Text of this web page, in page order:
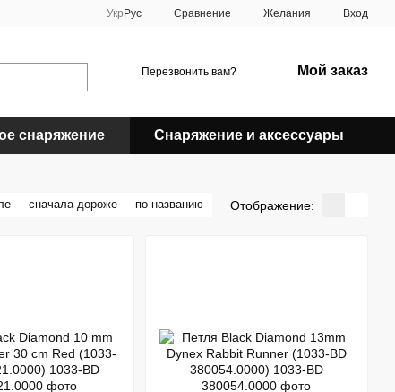
Укр Рус Сравнение Желания Вход
Перезвонить вам? Мой заказ
снаряжение Снаряжение и аксессуары
сначала дороже по названию Отображение: